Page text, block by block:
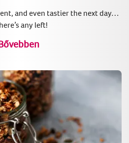
and even tastier the next day…
any left!